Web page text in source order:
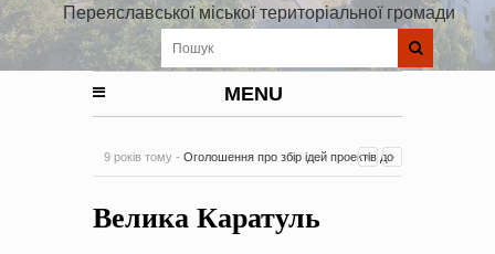
Переяславської міської територіальної громади
MENU
9 років тому - Оголошення про збір ідей проектів до
на період 2018 – 2020 роки Оголошення про збір ідей
0 Коментарів
Велика Каратуль